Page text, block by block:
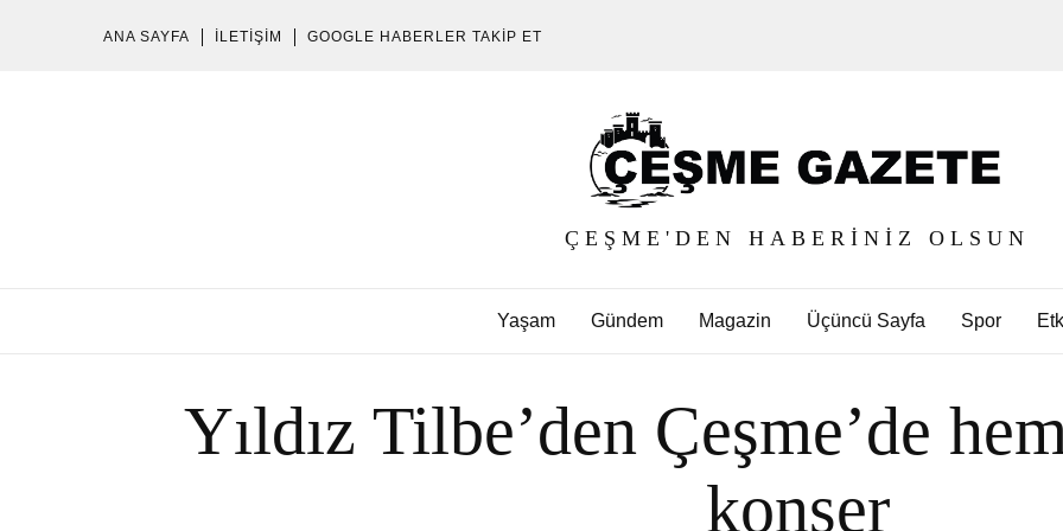
ANA SAYFA İLETIŞIM GOOGLE HABERLER TAKIP ET
ÇEŞME'DEN HABERINIZ OLSUN
Yaşam Gündem Magazin Üçüncü Sayfa Spor
Yıldız Tilbe’den Çeşme’de
konser